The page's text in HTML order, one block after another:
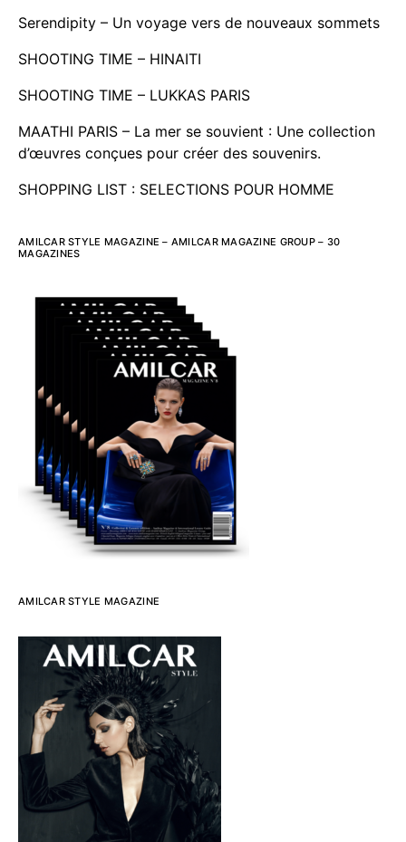
Serendipity – Un voyage vers de nouveaux sommets
SHOOTING TIME – HINAITI
SHOOTING TIME – LUKKAS PARIS
MAATHI PARIS – La mer se souvient : Une collection
d’œuvres conçues pour créer des souvenirs.
SHOPPING LIST : SELECTIONS POUR HOMME
AMILCAR STYLE MAGAZINE – AMILCAR MAGAZINE GROUP – 30
MAGAZINES
AMILCAR STYLE MAGAZINE